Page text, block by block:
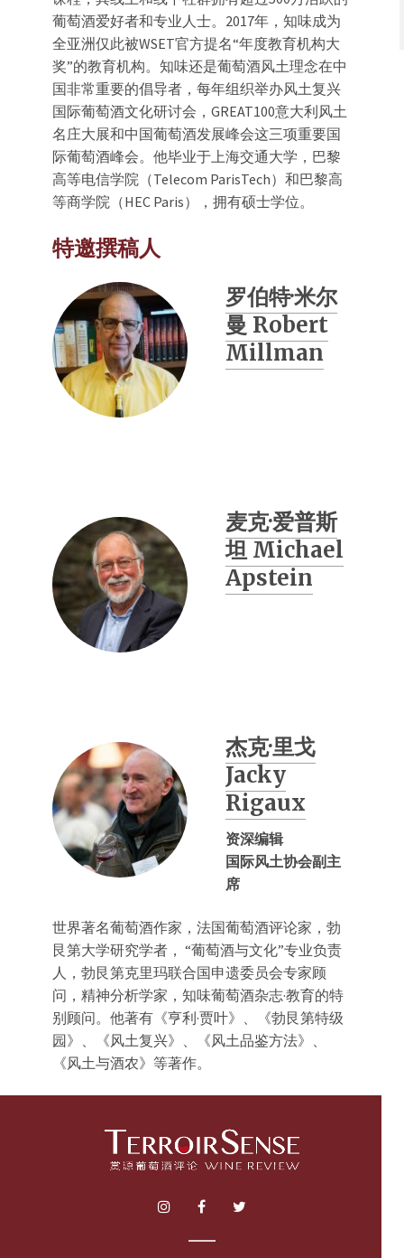
葡萄酒爱好者和专业人士。2017年，知味成为
全亚洲仅此被WSET官方提名“年度教育机构大
奖”的教育机构。知味还是葡萄酒风土理念在中
国非常重要的倡导者，每年组织举办风土复兴
国际葡萄酒文化研讨会，GREAT100意大利风土
名庄大展和中国葡萄酒发展峰会这三项重要国
际葡萄酒峰会。他毕业于上海交通大学，巴黎
高等电信学院（Telecom ParisTech）和巴黎高
等商学院（HEC Paris），拥有硕士学位。
特邀撰稿人
罗伯特·米尔
曼 Robert
Millman
麦克·爱普斯
坦 Michael
Apstein
杰克·里戈
Jacky
Rigaux
资深编辑
国际风土协会副主
席
世界著名葡萄酒作家，法国葡萄酒评论家，勃
艮第大学研究学者， “葡萄酒与文化”专业负责
人，勃艮第克里玛联合国申遗委员会专家顾
问，精神分析学家，知味葡萄酒杂志·教育的特
别顾问。他著有《亨利·贾叶》、《勃艮第特级
园》、《风土复兴》、《风土品鉴方法》、
《风土与酒农》等著作。